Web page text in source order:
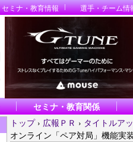
セミナ・教育情報 選手・チーム情
セミナ・教育関係
トップ › 広報ＰＲ › タイトルア
オンライン「ペア対局」機能実